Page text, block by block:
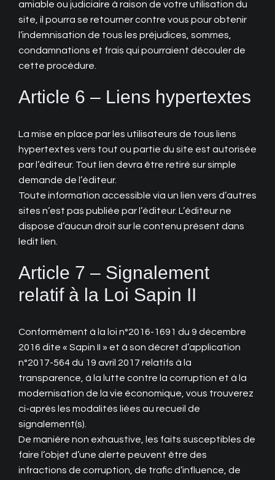
amiable ou judiciaire à raison de votre utilisation du
site, il pourra se retourner contre vous pour obtenir
l’indemnisation de tous les préjudices, sommes,
condamnations et frais qui pourraient découler de
cette procédure.
Article 6 – Liens hypertextes
La mise en place par les utilisateurs de tous liens
hypertextes vers tout ou partie du site est autorisée
par l’éditeur. Tout lien devra être retiré sur simple
demande de l’éditeur.
Toute information accessible via un lien vers d’autres
sites n’est pas publiée par l’éditeur. L’éditeur ne
dispose d’aucun droit sur le contenu présent dans
ledit lien.
Article 7 – Signalement
relatif à la Loi Sapin II
Conformément à la loi n°2016-1691 du 9 décembre
2016 dite « Sapin II » et à son décret d’application
n°2017-564 du 19 avril 2017 relatifs à la
transparence, à la lutte contre la corruption et à la
modernisation de la vie économique, vous trouverez
ci-après les modalités liées au recueil de
signalement(s).
De manière non exhaustive, les faits susceptibles de
faire l’objet d’une alerte peuvent être des
infractions de corruption, de trafic d’influence, de